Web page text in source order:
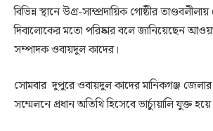
বিভিন্ন স্থানে উগ্র-সাম্প্রদায়িক গোষ্ঠীর
দিবালোকের মতো পরিষ্কার বলে জানিয়েছেন
সম্পাদক ওবায়দুল কাদের।
সোমবার দুপুরে ওবায়দুল কাদের মানিকগঞ্জ
সম্মেলনে প্রধান অতিথি হিসেবে ভার্চ্যুয়ালি যুক্ত